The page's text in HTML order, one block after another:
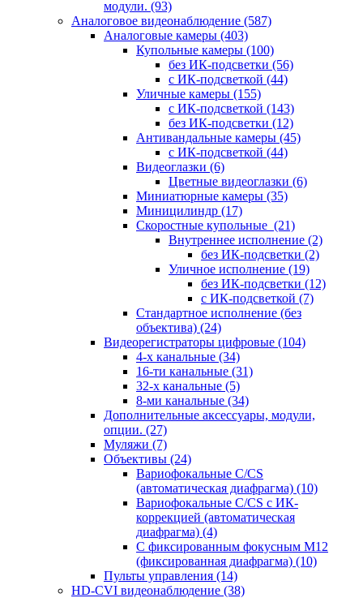
модули. (93)
Аналоговое видеонаблюдение (587)
Аналоговые камеры (403)
Купольные камеры (100)
без ИК-подсветки (56)
с ИК-подсветкой (44)
Уличные камеры (155)
с ИК-подсветкой (143)
без ИК-подсветки (12)
Антивандальные камеры (45)
с ИК-подсветкой (44)
Видеоглазки (6)
Цветные видеоглазки (6)
Миниатюрные камеры (35)
Миницилиндр (17)
Скоростные купольные (21)
Внутреннее исполнение (2)
без ИК-подсветки (2)
Уличное исполнение (19)
без ИК-подсветки (12)
с ИК-подсветкой (7)
Стандартное исполнение (без
объектива) (24)
Видеорегистраторы цифровые (104)
4-х канальные (34)
16-ти канальные (31)
32-х канальные (5)
8-ми канальные (34)
Дополнительные аксессуары, модули,
опции. (27)
Муляжи (7)
Объективы (24)
Вариофокальные C/CS
(автоматическая диафрагма) (10)
Вариофокальные C/CS с ИК-
коррекцией (автоматическая
диафрагма) (4)
С фиксированным фокусным М12
(фиксированная диафрагма) (10)
Пульты управления (14)
HD-CVI видеонаблюдение (38)